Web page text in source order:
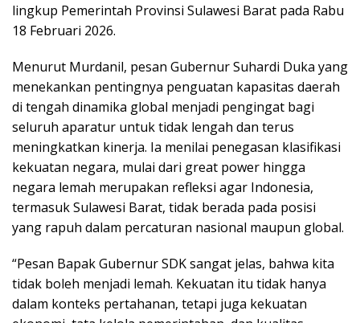
lingkup Pemerintah Provinsi Sulawesi Barat pada Rabu
18 Februari 2026.
Menurut Murdanil, pesan Gubernur Suhardi Duka yang
menekankan pentingnya penguatan kapasitas daerah
di tengah dinamika global menjadi pengingat bagi
seluruh aparatur untuk tidak lengah dan terus
meningkatkan kinerja. Ia menilai penegasan klasifikasi
kekuatan negara, mulai dari great power hingga
negara lemah merupakan refleksi agar Indonesia,
termasuk Sulawesi Barat, tidak berada pada posisi
yang rapuh dalam percaturan nasional maupun global.
“Pesan Bapak Gubernur SDK sangat jelas, bahwa kita
tidak boleh menjadi lemah. Kekuatan itu tidak hanya
dalam konteks pertahanan, tetapi juga kekuatan